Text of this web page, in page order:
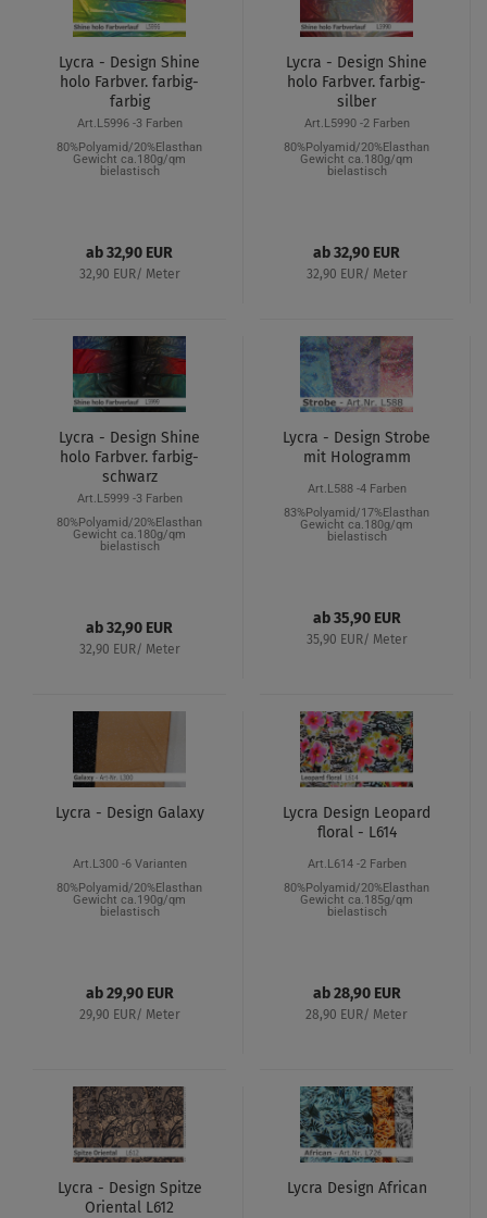
Lycra - Design Shine
holo Farbver. farbig-
farbig
Art.L5996 -3 Farben
80%Polyamid/20%Elasthan
Gewicht ca.180g/qm
bielastisch
ab 32,90 EUR
32,90 EUR/ Meter
Lycra - Design Shine
holo Farbver. farbig-
silber
Art.L5990 -2 Farben
80%Polyamid/20%Elasthan
Gewicht ca.180g/qm
bielastisch
ab 32,90 EUR
32,90 EUR/ Meter
Lycra - Design Shine
holo Farbver. farbig-
schwarz
Art.L5999 -3 Farben
80%Polyamid/20%Elasthan
Gewicht ca.180g/qm
bielastisch
ab 32,90 EUR
32,90 EUR/ Meter
Lycra - Design Strobe
mit Hologramm
Art.L588 -4 Farben
83%Polyamid/17%Elasthan
Gewicht ca.180g/qm
bielastisch
ab 35,90 EUR
35,90 EUR/ Meter
Lycra - Design Galaxy
Art.L300 -6 Varianten
80%Polyamid/20%Elasthan
Gewicht ca.190g/qm
bielastisch
ab 29,90 EUR
29,90 EUR/ Meter
Lycra Design Leopard
floral - L614
Art.L614 -2 Farben
80%Polyamid/20%Elasthan
Gewicht ca.185g/qm
bielastisch
ab 28,90 EUR
28,90 EUR/ Meter
Lycra - Design Spitze
Oriental L612
Lycra Design African